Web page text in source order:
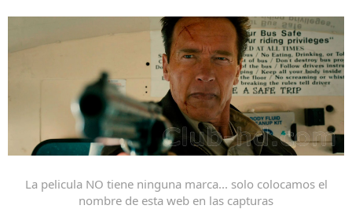
La pelicula NO tiene ninguna marca... solo colocamos el
nombre de esta web en las capturas